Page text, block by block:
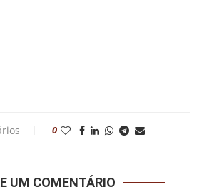
0
UM COMENTÁRIO